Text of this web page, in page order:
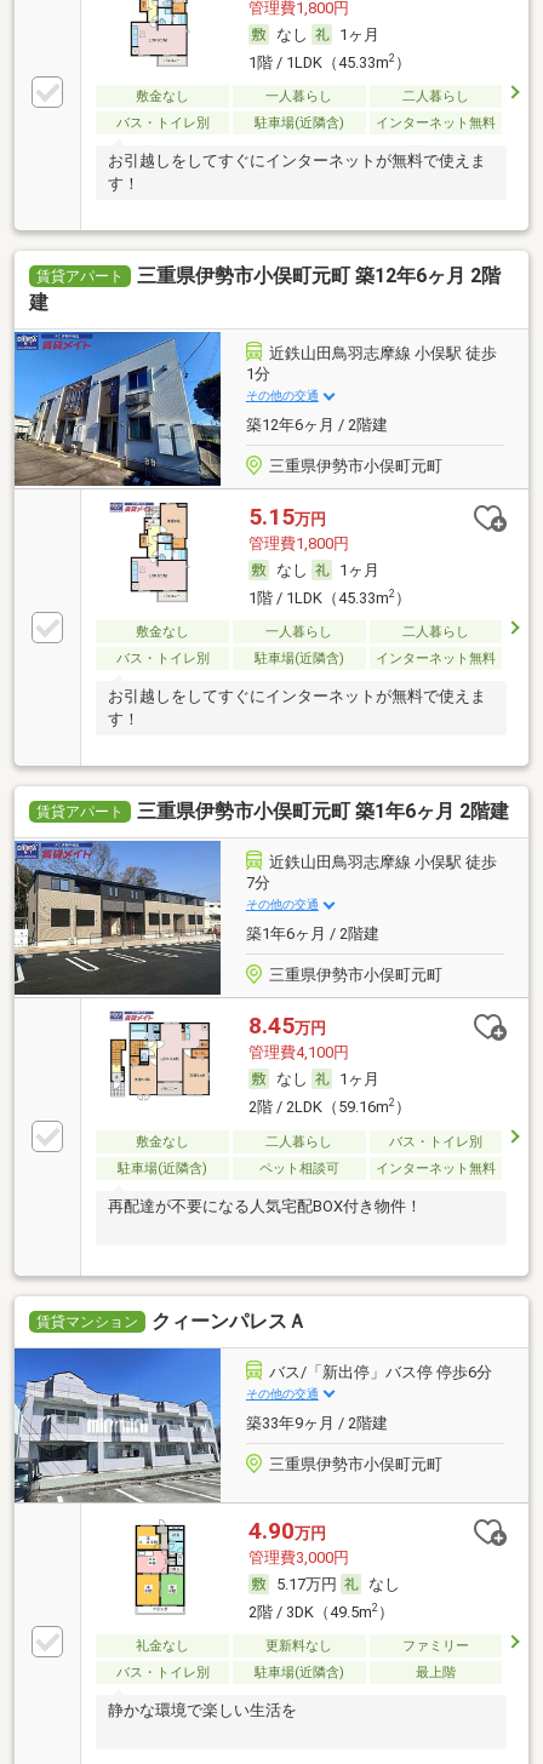
管理費1,800円
なし
1ヶ月
1階 / 1LDK（45.33m2）
敷金なし 一人暮らし
二人暮らし
バス・トイレ別
駐車場(近隣含) インターネット無料
お引越しをしてすぐにインターネットが無料で使えま
す！
賃貸アパート
三重県伊勢市小俣町元町 築12年6ヶ月 2階
建
近鉄山田鳥羽志摩線 小俣駅 徒歩
1分
その他の交通
築12年6ヶ月 / 2階建
三重県伊勢市小俣町元町
5.15万円
管理費1,800円
なし
1ヶ月
1階 / 1LDK（45.33m2）
敷金なし 一人暮らし
二人暮らし
バス・トイレ別
駐車場(近隣含) インターネット無料
お引越しをしてすぐにインターネットが無料で使えま
す！
賃貸アパート 三重県伊勢市小俣町元町 築1年6ヶ月 2階建
近鉄山田鳥羽志摩線 小俣駅 徒歩
7分
その他の交通
築1年6ヶ月 / 2階建
三重県伊勢市小俣町元町
8.45万円
管理費4,100円
なし
1ヶ月
2階 / 2LDK（59.16m2）
敷金なし 二人暮らし
バス・トイレ別
駐車場(近隣含)
ペット相談可 インターネット無料
再配達が不要になる人気宅配BOX付き物件！
賃貸マンション クィーンパレスＡ
バス/「新出停」バス停 停歩6分
その他の交通
築33年9ヶ月 / 2階建
三重県伊勢市小俣町元町
4.90万円
管理費3,000円
5.17万円
なし
2階 / 3DK（49.5m2）
礼金なし 更新料なし
ファミリー
バス・トイレ別
駐車場(近隣含) 最上階
静かな環境で楽しい生活を